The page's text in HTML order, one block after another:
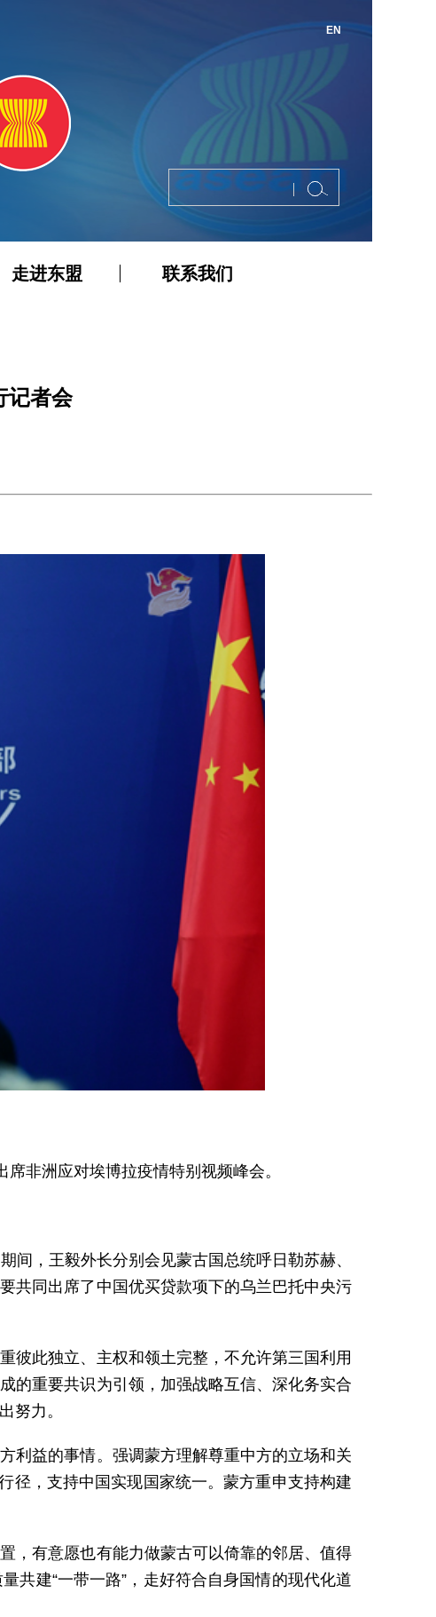
EN
走进东盟 联系我们
记者会
非洲应对埃博拉疫情特别视频峰会。
间，王毅外长分别会见蒙古国总统呼日勒苏赫、
共同出席了中国优买贷款项下的乌兰巴托中央污
彼此独立、主权和领土完整，不允许第三国利用
的重要共识为引领，加强战略互信、深化务实合
努力。
利益的事情。强调蒙方理解尊重中方的立场和关
径，支持中国实现国家统一。蒙方重申支持构建
，有意愿也有能力做蒙古可以倚靠的邻居、值得
共建“一带一路”，走好符合自身国情的现代化道